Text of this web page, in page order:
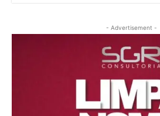
- Advertisement -